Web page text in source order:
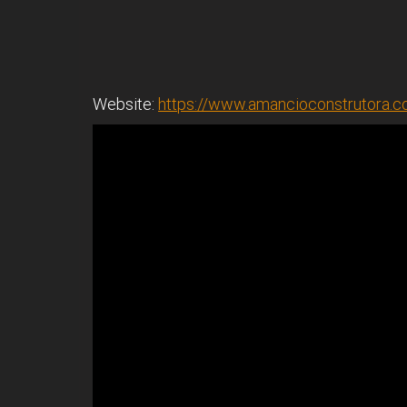
Website: https://